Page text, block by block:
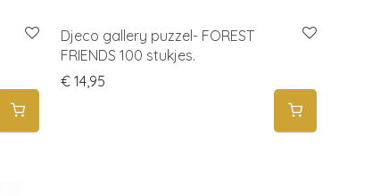
Djeco gallery puzzel- FOREST
FRIENDS 100 stukjes.
€ 14,95